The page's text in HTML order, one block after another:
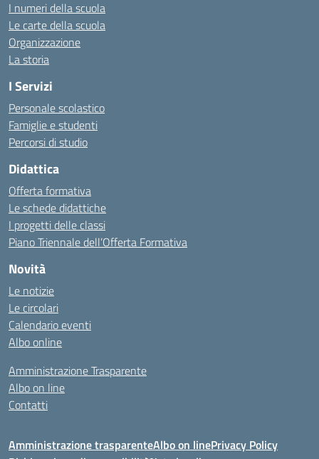
I numeri della scuola
Le carte della scuola
Organizzazione
La storia
I Servizi
Personale scolastico
Famiglie e studenti
Percorsi di studio
Didattica
Offerta formativa
Le schede didattiche
I progetti delle classi
Piano Triennale dell’Offerta Formativa
Novità
Le notizie
Le circolari
Calendario eventi
Albo online
Amministrazione Trasparente
Albo on line
Contatti
Amministrazione trasparenteAlbo on linePrivacy Policy